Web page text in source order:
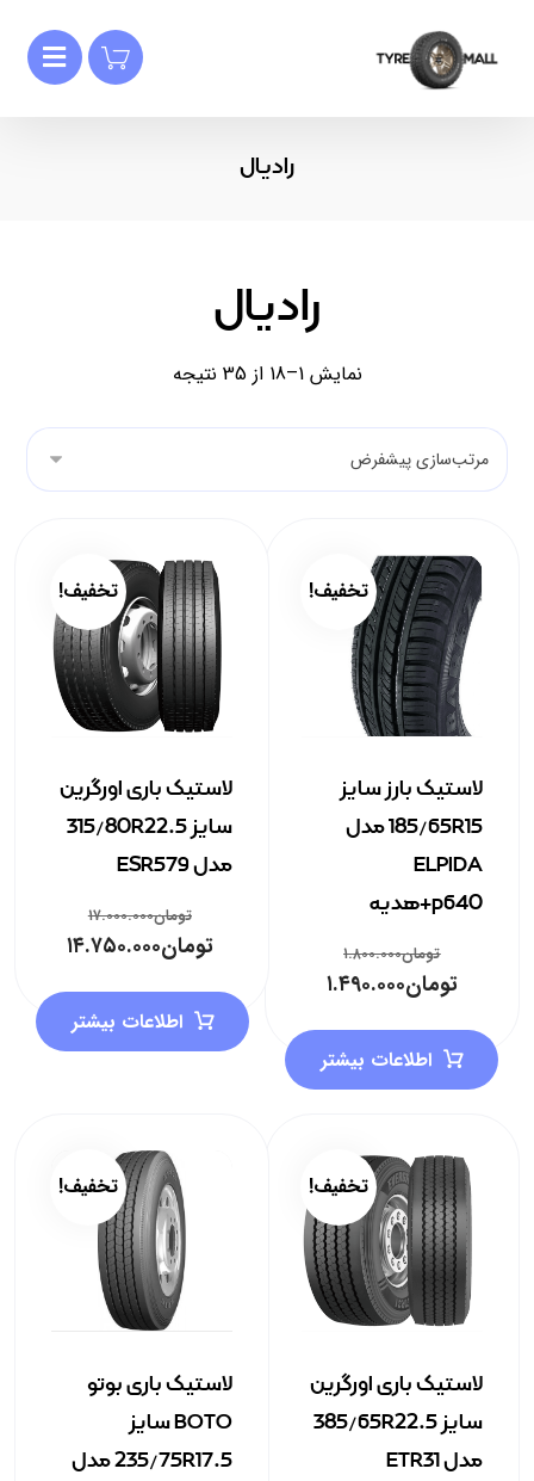
رادیال
رادیال
نمایش 1–18 از 35 نتیجه
لاستیک بارز سایز
185/65R15 مدل
ELPIDA
p640+هدیه
تومان۱.۸۰۰.۰۰۰
تومان۱.۴۹۰.۰۰۰
تخفیف!
اطلاعات بیشتر
لاستیک باری اورگرین
سایز 315/80R22.5
مدل ESR579
تومان۱۷.۰۰۰.۰۰۰
تومان۱۴.۷۵۰.۰۰۰
تخفیف!
اطلاعات بیشتر
لاستیک باری اورگرین
سایز 385/65R22.5
مدل ETR31
تخفیف!
لاستیک باری بوتو
BOTO سایز
235/75R17.5 مدل
تخفیف!